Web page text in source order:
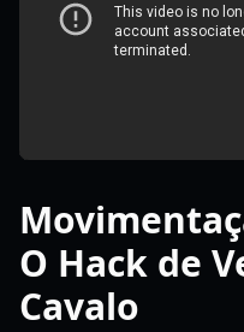
O Hack de
Cavalo